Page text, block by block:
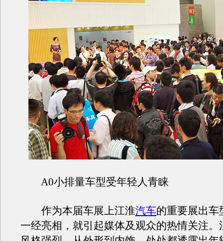
A0小排量车型受年轻人青睐
作为本届车展上江淮汽车的重要展出车
一经亮相，就引起媒体及观众的热情关注。